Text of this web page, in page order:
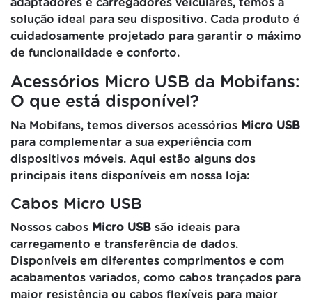
adaptadores e carregadores veiculares, temos a
solução ideal para seu dispositivo. Cada produto é
cuidadosamente projetado para garantir o máximo
de funcionalidade e conforto.
Acessórios Micro USB da Mobifans:
O que está disponível?
Na Mobifans, temos diversos acessórios Micro USB
para complementar a sua experiência com
dispositivos móveis. Aqui estão alguns dos
principais itens disponíveis em nossa loja:
Cabos Micro USB
Nossos cabos Micro USB são ideais para
carregamento e transferência de dados.
Disponíveis em diferentes comprimentos e com
acabamentos variados, como cabos trançados para
maior resistência ou cabos flexíveis para maior